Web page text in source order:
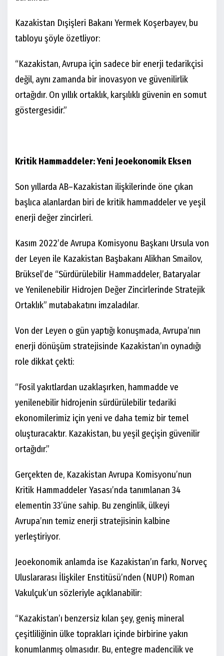
Kazakistan Dışişleri Bakanı Yermek Koşerbayev, bu
tabloyu şöyle özetliyor:
“Kazakistan, Avrupa için sadece bir enerji tedarikçisi
değil, aynı zamanda bir inovasyon ve güvenilirlik
ortağıdır. On yıllık ortaklık, karşılıklı güvenin en somut
göstergesidir.”
Kritik Hammaddeler: Yeni Jeoekonomik Eksen
Son yıllarda AB–Kazakistan ilişkilerinde öne çıkan
başlıca alanlardan biri de kritik hammaddeler ve yeşil
enerji değer zincirleri.
Kasım 2022’de Avrupa Komisyonu Başkanı Ursula von
der Leyen ile Kazakistan Başbakanı Alikhan Smailov,
Brüksel’de “Sürdürülebilir Hammaddeler, Bataryalar
ve Yenilenebilir Hidrojen Değer Zincirlerinde Stratejik
Ortaklık” mutabakatını imzaladılar.
Von der Leyen o gün yaptığı konuşmada, Avrupa’nın
enerji dönüşüm stratejisinde Kazakistan’ın oynadığı
role dikkat çekti:
“Fosil yakıtlardan uzaklaşırken, hammadde ve
yenilenebilir hidrojenin sürdürülebilir tedariki
ekonomilerimiz için yeni ve daha temiz bir temel
oluşturacaktır. Kazakistan, bu yeşil geçişin güvenilir
ortağıdır.”
Gerçekten de, Kazakistan Avrupa Komisyonu’nun
Kritik Hammaddeler Yasası’nda tanımlanan 34
elementin 33’üne sahip. Bu zenginlik, ülkeyi
Avrupa’nın temiz enerji stratejisinin kalbine
yerleştiriyor.
Jeoekonomik anlamda ise Kazakistan’ın farkı, Norveç
Uluslararası İlişkiler Enstitüsü’nden (NUPI) Roman
Vakulçuk’un sözleriyle açıklanabilir:
“Kazakistan’ı benzersiz kılan şey, geniş mineral
çeşitliliğinin ülke toprakları içinde birbirine yakın
konumlanmış olmasıdır. Bu, entegre madencilik ve